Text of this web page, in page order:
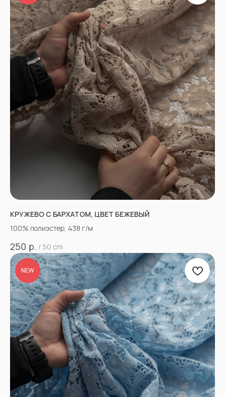
КРУЖЕВО С БАРХАТОМ, ЦВЕТ БЕЖЕВЫЙ
100% полиэстер, 438 г/м
250 р. / 50 cm
NEW